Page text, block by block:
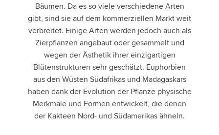
Bäumen. Da es so viele verschiedene Arten
gibt, sind sie auf dem kommerziellen Markt weit
verbreitet. Einige Arten werden jedoch auch als
Zierpflanzen angebaut oder gesammelt und
wegen der Ästhetik ihrer einzigartigen
Blütenstrukturen sehr geschätzt. Euphorbien
aus den Wüsten Südafrikas und Madagaskars
haben dank der Evolution der Pflanze physische
Merkmale und Formen entwickelt, die denen
der Kakteen Nord- und Südamerikas ähneln.